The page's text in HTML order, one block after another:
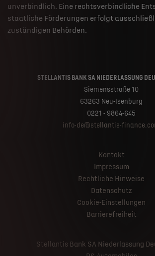
unverbindlich. Eine rechtsverbindliche
staatliche Förderungen erfolgt
zuständigen Behörden.
STELLANTIS BANK SA NIEDERLASSUNG
Siemensstraße 10
63263 Neu-Isenburg
0221 - 9864-645
info-de@stellantis-
Kontakt
Impressum
Rechtliche Hinweise
Datenschutz
Cookie-Einstellungen
Barrierefreiheit
Stellantis Bank SA Niederlassung